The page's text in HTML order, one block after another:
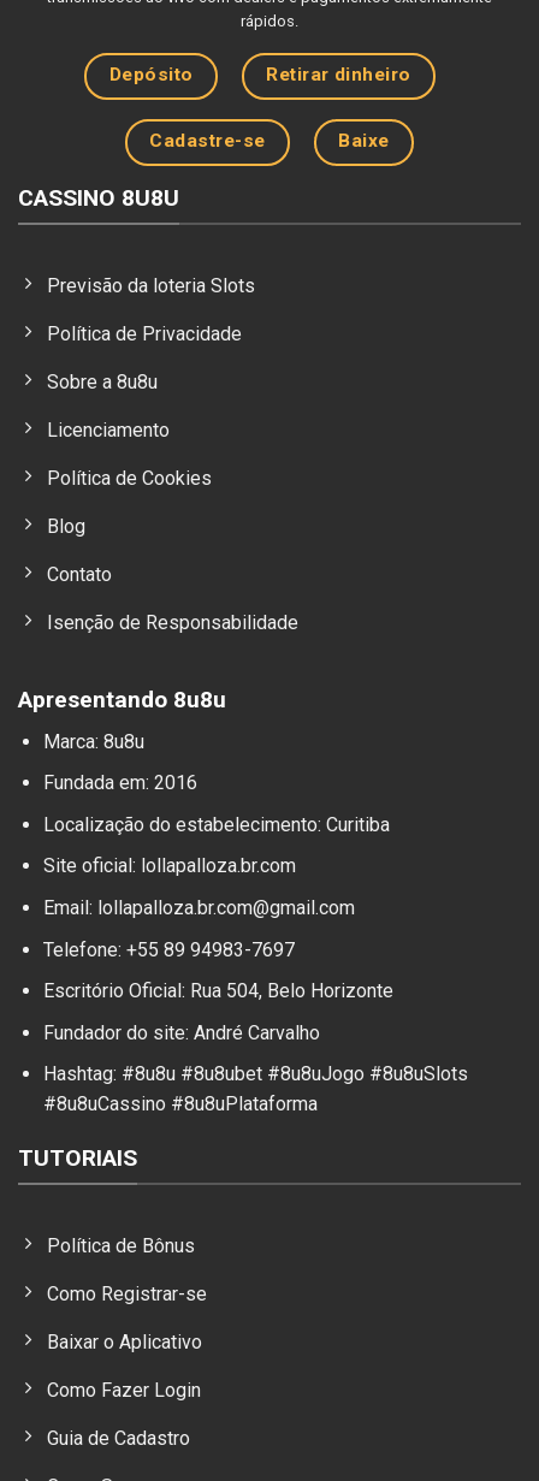
rápidos.
Depósito Retirar dinheiro
Cadastre-se Baixe
CASSINO 8U8U
Previsão da loteria Slots
Política de Privacidade
Sobre a 8u8u
Licenciamento
Política de Cookies
Blog
Contato
Isenção de Responsabilidade
Apresentando 8u8u
Marca: 8u8u
Fundada em: 2016
Localização do estabelecimento: Curitiba
Site oficial: lollapalloza.br.com
Email: lollapalloza.br.com@gmail.com
Telefone: +55 89 94983-7697
Escritório Oficial: Rua 504, Belo Horizonte
Fundador do site: André Carvalho
Hashtag: #8u8u #8u8ubet #8u8uJogo #8u8uSlots
#8u8uCassino #8u8uPlataforma
TUTORIAIS
Política de Bônus
Como Registrar-se
Baixar o Aplicativo
Como Fazer Login
Guia de Cadastro